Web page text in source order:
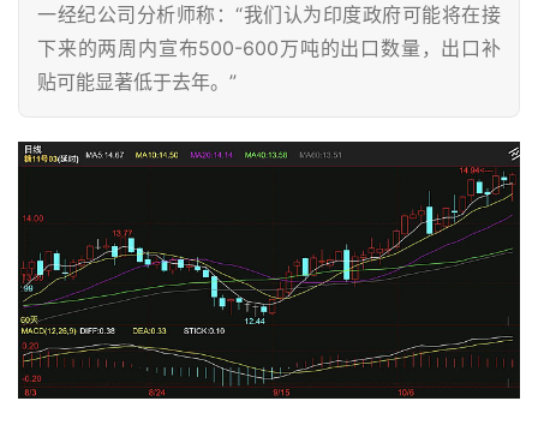
一经纪公司分析师称：“我们认为印度政府可能将在接
下来的两周内宣布500-600万吨的出口数量，出口补
贴可能显著低于去年。”